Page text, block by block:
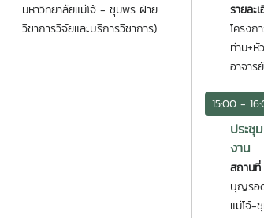
มหาวิทยาลัยแม่โจ้ - ชุมพร ฝ่าย
วิชาการวิจัยและบริการวิชาการ)
รายละ
โครงก
ท่าน+หั
อาจาร
15:00 -
ประชุ
งาน
สถาน
บุญรอ
แม่โจ้-